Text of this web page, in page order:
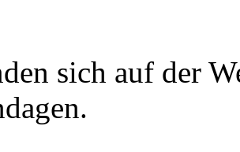
sich auf der